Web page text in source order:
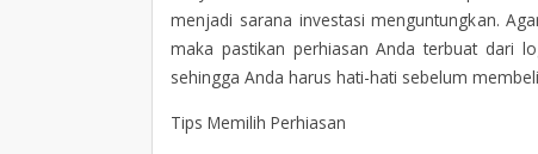
menjadi sarana investasi menguntungkan.
maka pastikan perhiasan Anda terbuat dari
sehingga Anda harus hati-hati sebelum
Tips Memilih Perhiasan